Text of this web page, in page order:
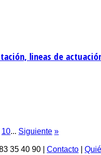
lineas de
10... Siguiente »
35 40 90 | Contacto